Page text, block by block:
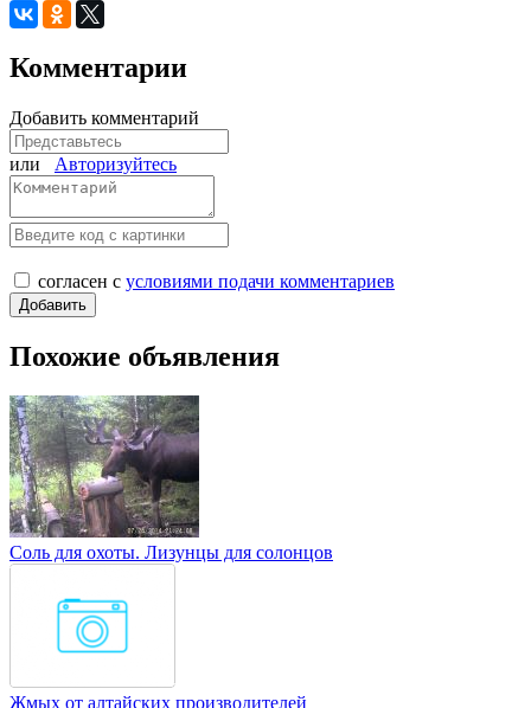
Комментарии
Добавить комментарий
или Авторизуйтесь
согласен с условиями подачи комментариев
Похожие объявления
Соль для охоты. Лизунцы для солонцов
Жмых от алтайских производителей